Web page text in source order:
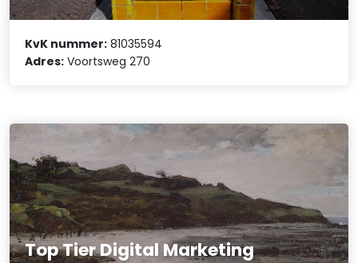
KvK nummer: 81035594
Adres: Voortsweg 270
Top Tier Digital Marketing